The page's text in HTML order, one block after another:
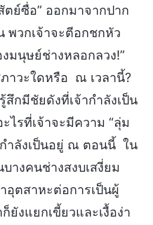
ตย์ซื่อ” ออกมาจากปาก
พวกเจ้าจะตีอกชกหัว
มนุษย์ช่างหลอกลวง!”
าวะใดหรือ ณ เวลานี้?
สึกมีชัยดังที่เจ้ากำลังเป็น
รที่เจ้าจะมีความ “ลุ่ม
ำลังเป็นอยู่ ณ ตอนนี้ ใน
างคนช่างสงบเสงี่ยม
อุตสาหะต่อการเป็นผู้
ยังแยกเขี้ยวและเงื้อง่า